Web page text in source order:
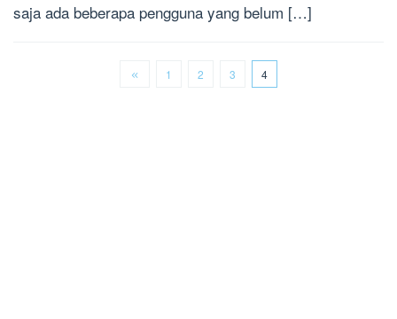
saja ada beberapa pengguna yang belum […]
1 2 3 4